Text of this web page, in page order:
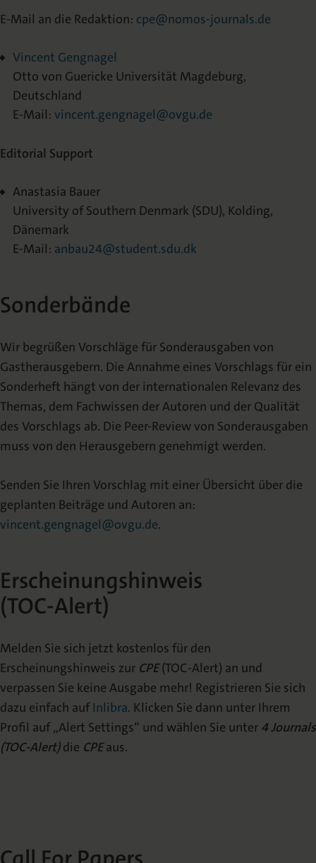
E-Mail an die Redaktion: cpe@nomos-journals.de
Vincent Gengnagel
Otto von Guericke Universität Magdeburg,
Deutschland
E-Mail: vincent.gengnagel@ovgu.de
Editorial Support
Anastasia Bauer
University of Southern Denmark (SDU), Kolding,
Dänemark
E-Mail: anbau24@student.sdu.dk
Sonderbände
Wir begrüßen Vorschläge für Sonderausgaben von
Gastherausgebern. Die Annahme eines Vorschlags für ein
Sonderheft hängt von der internationalen Relevanz des
Themas, dem Fachwissen der Autoren und der Qualität
des Vorschlags ab. Die Peer-Review von Sonderausgaben
muss von den Herausgebern genehmigt werden.
Senden Sie Ihren Vorschlag mit einer Übersicht über die
geplanten Beiträge und Autoren an:
vincent.gengnagel@ovgu.de.
Erscheinungshinweis
(TOC-Alert)
Melden Sie sich jetzt kostenlos für den
Erscheinungshinweis zur CPE(TOC-Alert) an und
verpassen Sie keine Ausgabe mehr! Registrieren Sie sich
dazu einfach aufInlibra. Klicken Sie dann unter Ihrem
Profil auf „Alert Settings“ und wählen Sie unter 4 Journals
(TOC-Alert)die CPEaus.